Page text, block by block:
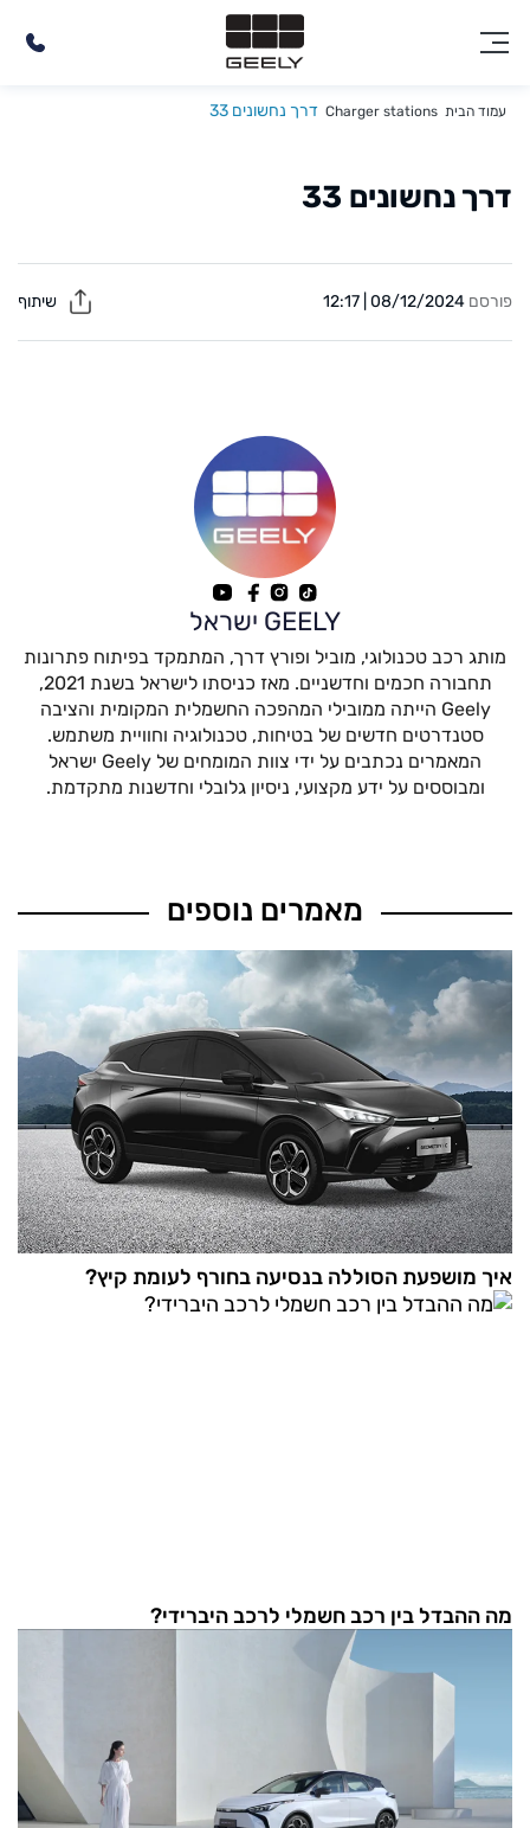
עמוד הבית Charger stations דרך נחשונים 33
דרך נחשונים 33
פורסם 08/12/2024 | 12:17
GEELY ישראל
מותג רכב טכנולוגי, מוביל ופורץ דרך, המתמקד בפיתוח פתרונות
תחבורה חכמים וחדשניים. מאז כניסתו לישראל בשנת 2021,
Geely הייתה ממובילי המהפכה החשמלית המקומית והציבה
סטנדרטים חדשים של בטיחות, טכנולוגיה וחוויית משתמש.
המאמרים נכתבים על ידי צוות המומחים של Geely ישראל
ומבוססים על ידע מקצועי, ניסיון גלובלי וחדשנות מתקדמת.
מאמרים נוספים
איך מושפעת הסוללה בנסיעה בחורף לעומת קיץ?
מה ההבדל בין רכב חשמלי לרכב היברידי?